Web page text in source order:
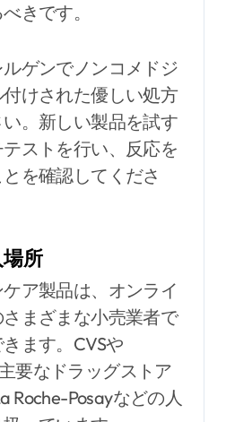
きです。
ゲンでノンコメドジ
けされた優しい処方
。新しい製品を試す
ストを行い、反応を
を確認してくださ
所
ア製品は、オンライ
まざまな小売業者で
ます。CVSや
要なドラッグストア
Roche-Posayなどの人